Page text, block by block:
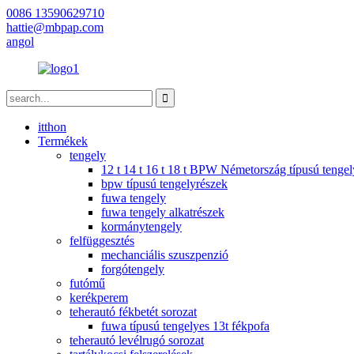
0086 13590629710
hattie@mbpap.com
angol
itthon
Termékek
tengely
12 t 14 t 16 t 18 t BPW Németország típusú
bpw típusú tengelyrészek
fuwa tengely
fuwa tengely alkatrészek
kormánytengely
felfüggesztés
mechanciális szuszpenzió
forgótengely
futómű
kerékperem
teherautó fékbetét sorozat
fuwa típusú tengelyes 13t fékpofa
teherautó levélrugó sorozat